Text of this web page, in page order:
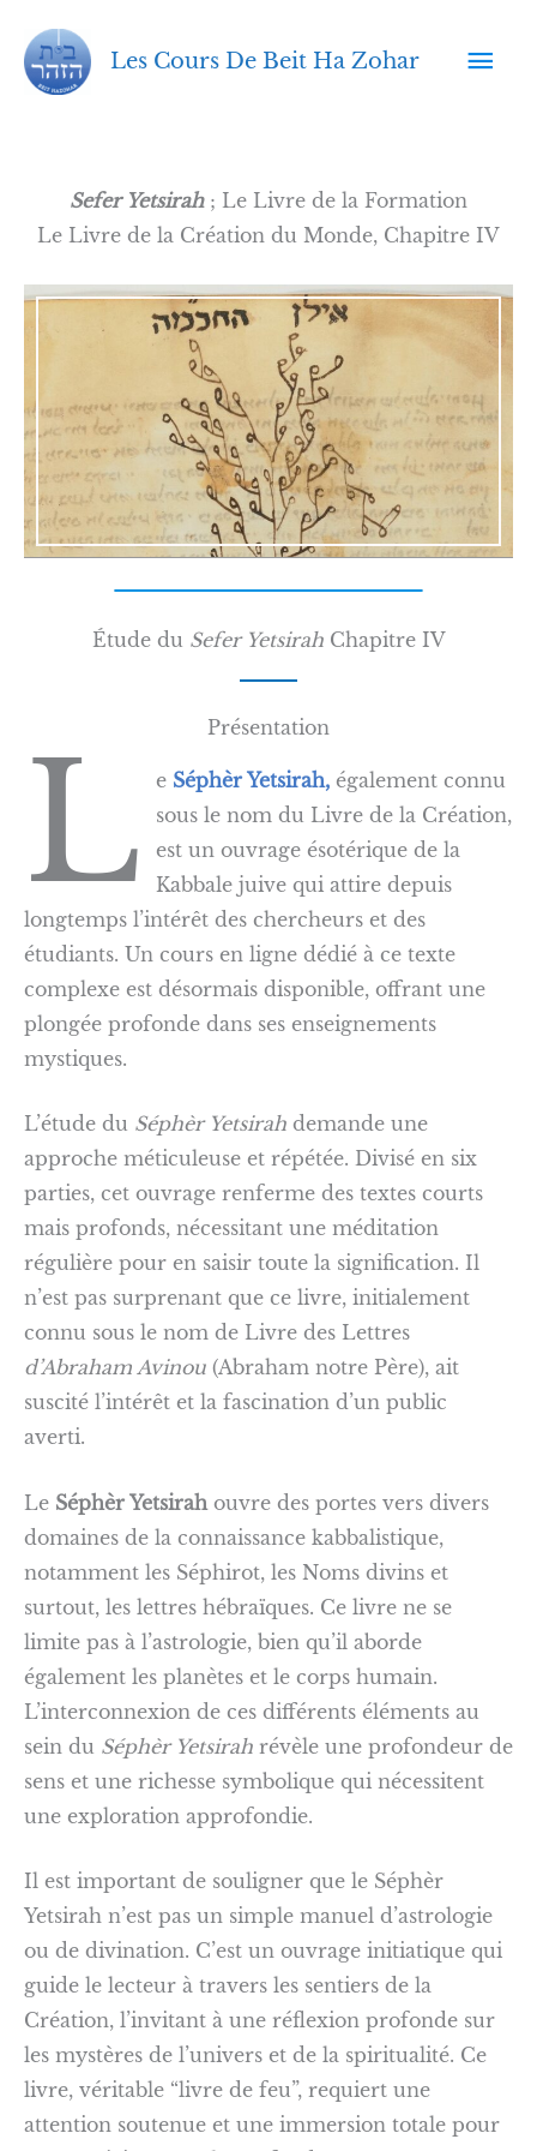
contenu
Les Cours De Beit Ha Zohar
Sefer Yetsirah; Le Livre de la Formation
Le Livre de la Création du Monde, Chapitre IV
Étude du Sefer YetsirahChapitre IV
Présentation
L e Séphèr Yetsirah, également connu
sous le nom du Livre de la Création,
est un ouvrage ésotérique de la
Kabbale juive qui attire depuis
longtemps l’intérêt des chercheurs et des
étudiants. Un cours en ligne dédié à ce texte
complexe est désormais disponible, offrant une
plongée profonde dans ses enseignements
mystiques.
L’étude du Séphèr Yetsirah demande une
approche méticuleuse et répétée. Divisé en six
parties, cet ouvrage renferme des textes courts
mais profonds, nécessitant une méditation
régulière pour en saisir toute la signification. Il
n’est pas surprenant que ce livre, initialement
connu sous le nom de Livre des Lettres
d’Abraham Avinou (Abraham notre Père), ait
suscité l’intérêt et la fascination d’un public
averti.
Le Séphèr Yetsirah ouvre des portes vers divers
domaines de la connaissance kabbalistique,
notamment les Séphirot, les Noms divins et
surtout, les lettres hébraïques. Ce livre ne se
limite pas à l’astrologie, bien qu’il aborde
également les planètes et le corps humain.
L’interconnexion de ces différents éléments au
sein du Séphèr Yetsirah révèle une profondeur de
sens et une richesse symbolique qui nécessitent
une exploration approfondie.
Il est important de souligner que le Séphèr
Yetsirah n’est pas un simple manuel d’astrologie
ou de divination. C’est un ouvrage initiatique qui
guide le lecteur à travers les sentiers de la
Création, l’invitant à une réflexion profonde sur
les mystères de l’univers et de la spiritualité. Ce
livre, véritable “livre de feu”, requiert une
attention soutenue et une immersion totale pour